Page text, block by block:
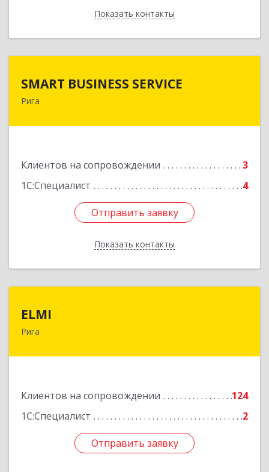
Показать контакты
Назад
SMART BUSINESS SERVICE
Рига
Клиентов на сопровождении
3
1С:Специалист
4
Отправить заявку
Показать контакты
Отправить заявку
Назад
ELMI
Рига
Клиентов на сопровождении
124
1С:Специалист
2
Отправить заявку
Отправить заявку